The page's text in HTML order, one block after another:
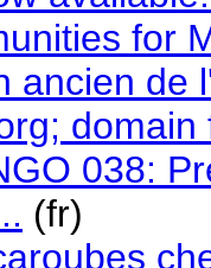
for
ancien de
domain
038:
(fr)